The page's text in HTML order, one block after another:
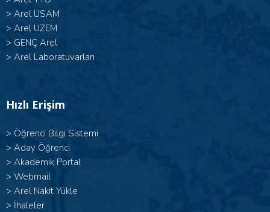
> Arel USAM
> Arel UZEM
> GENÇ Arel
> Arel Laboratuvarları
Hızlı Erişim
> Öğrenci Bilgi Sistemi
> Aday Öğrenci
> Akademik Portal
> Webmail
> Arel Nakit Yükle
> İhaleler